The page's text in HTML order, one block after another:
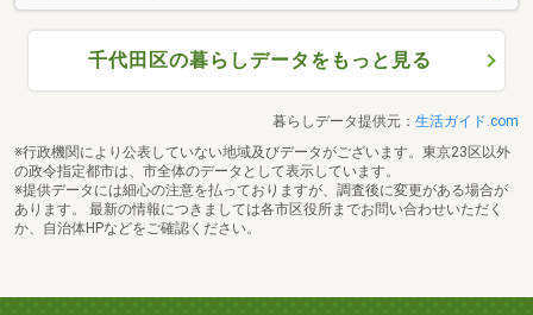
千代田区の暮らしデータをもっと見る
暮らしデータ提供元： 生活ガイド.com
※行政機関により公表していない地域及びデータがございます。東京23区以外
の政令指定都市は、市全体のデータとして表示しています。
※提供データには細心の注意を払っておりますが、調査後に変更がある場合が
あります。 最新の情報につきましては各市区役所までお問い合わせいただく
か、自治体HPなどをご確認ください。